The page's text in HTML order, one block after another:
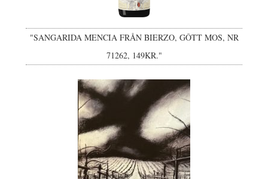
"SANGARIDA MENCIA FRÅN BIERZO, GÔTT MOS, NR
71262, 149KR."